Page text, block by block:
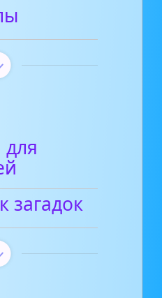
для
загадок